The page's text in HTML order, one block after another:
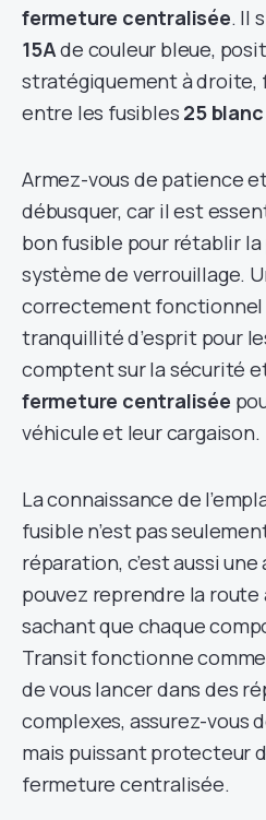
fermeture centralisée. Il
15Ade couleur bleue,
stratégiquement à droite,
entre les fusibles 25 blanc
Armez-vous de patience
débusquer, car il est
bon fusible pour rétablir la
système de verrouillage.
correctement fonctionnel
tranquillité d’esprit pour
comptent sur la sécurité
fermeture centralisée
véhicule et leur cargaison.
La connaissance de
fusible n’est pas
réparation, c’est aussi
pouvez reprendre la route
sachant que chaque
Transit fonctionne
de vous lancer dans des
complexes, assurez-vous
mais puissant protecteur
fermeture centralisée.